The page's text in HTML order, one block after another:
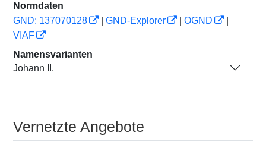
Normdaten
GND: 137070128
GND-Explorer OGND
VIAF
Namensvarianten
Johann II.
Vernetzte Angebote